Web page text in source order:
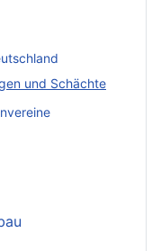
und Schächte